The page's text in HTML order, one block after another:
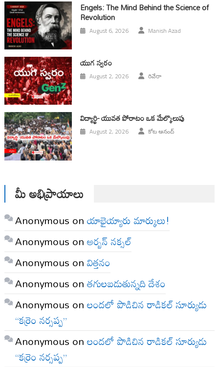
Engels: The Mind Behind the Science of
Revolution
August 6, 2026 Manish Azad
యుగ స్వ‌రం
August 2, 2026 రివేరా
విద్యార్థి- యువత పోరాటం ఒక మేల్కొలుపు
August 2, 2026 కోట ఆనంద్
మీ అభిప్రాయాలు
Anonymous onయాభైయ్యారు మార్కులు!
Anonymous onఅర్బన్ నక్సల్
Anonymous onవిత్తనం
Anonymous onతగులబడుతున్నది దేశం
Anonymous onలందలో పొడిచిన రాడికల్ సూర్యుడు
“కర్రెం నర్సప్ప”
Anonymous onలందలో పొడిచిన రాడికల్ సూర్యుడు
“కర్రెం నర్సప్ప”